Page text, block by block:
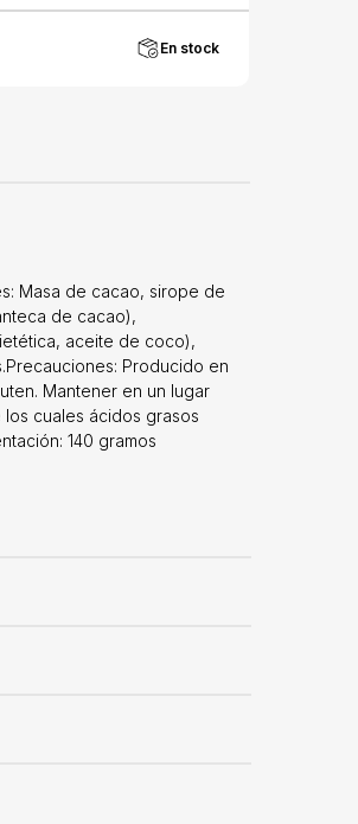
En stock
Masa de cacao, sirope de
de cacao),
aceite de coco),
Producido en
Mantener en un lugar
los cuales ácidos grasos
140 gramos